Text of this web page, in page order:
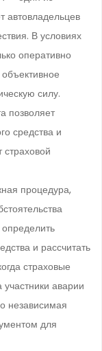
автовладельцев
В условиях
оперативно
силу.
позволяет
средства и
процедура,
и рассчитать
страховые
аварии
независимая
для